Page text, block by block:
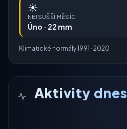
☀️
NEJSUŠŠÍ MĚSÍC
Úno · 22 mm
Klimatické normály 1991–2020
Aktivity dnes